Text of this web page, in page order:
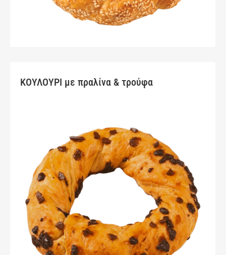
ΚΟΥΛΟΥΡΙ με πραλίνα & τρούφα